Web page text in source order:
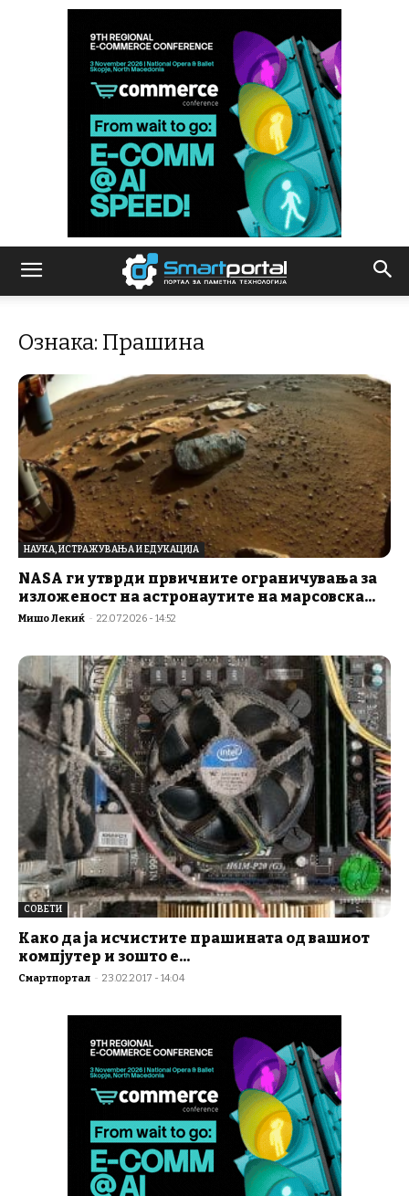
Ознака: Прашина
НАУКА, ИСТРАЖУВАЊА И ЕДУКАЦИЈА
NASA ги утврди првичните ограничувања за
изложеност на астронаутите на марсовска...
Мишо Лекиќ - 22.07.2026 - 14:52
СОВЕТИ
Како да ја исчистите прашината од вашиот
компјутер и зошто е...
Смартпортал - 23.02.2017 - 14:04